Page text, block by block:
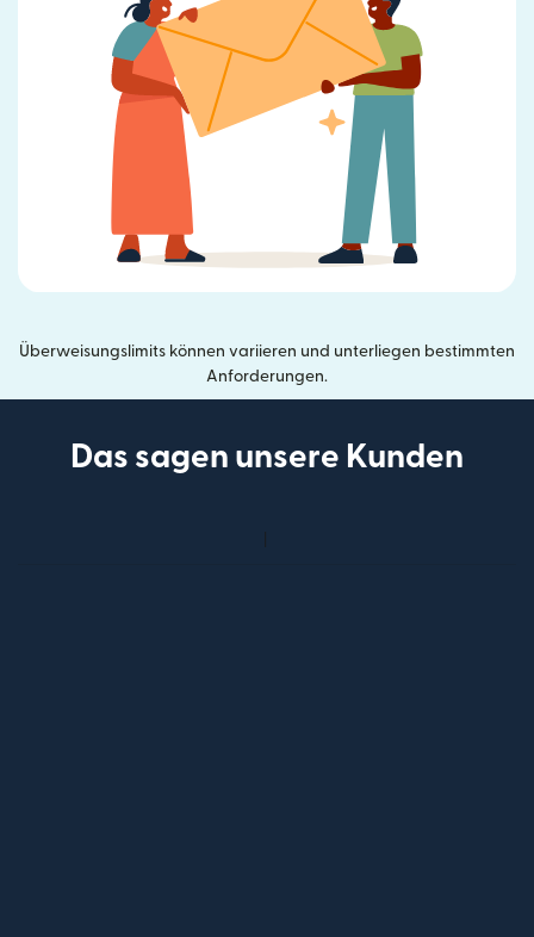
Überweisungslimits können variieren und unterliegen bestimmten
Anforderungen.
Das sagen unsere Kunden